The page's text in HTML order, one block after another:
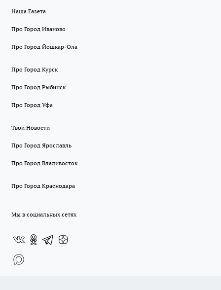
Наша Газета
Про Город Иваново
Про Город Йошкар-Ола
Про Город Курск
Про Город Рыбинск
Про Город Уфа
Твои Новости
Про Город Ярославль
Про Город Владивосток
Про Город Краснодара
Мы в социальных сетях